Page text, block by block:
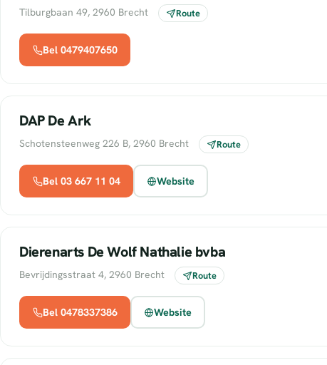
Tilburgbaan 49, 2960 Brecht Route
Bel 0479407650
DAP De Ark
Schotensteenweg 226 B, 2960 Brecht Route
Bel 03 667 11 04 Website
Dierenarts De Wolf Nathalie bvba
Bevrijdingsstraat 4, 2960 Brecht Route
Bel 0478337386 Website